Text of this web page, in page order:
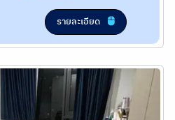
รายละเอียด